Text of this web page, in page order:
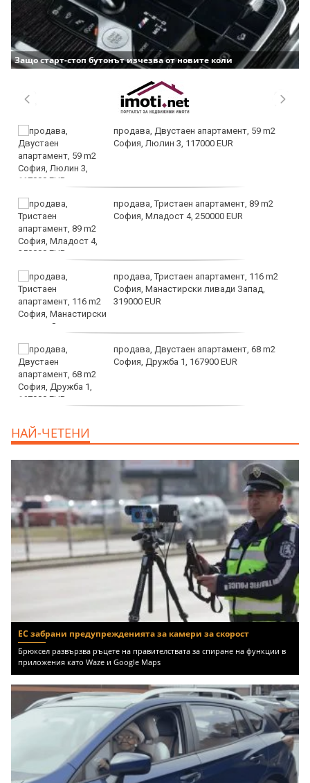
Защо старт-стоп бутонът изчезва от новите коли
продава, Двустаен апартамент, 59 m2
София, Люлин 3, 117000 EUR
продава, Тристаен апартамент, 89 m2
София, Младост 4, 250000 EUR
продава, Тристаен апартамент, 116 m2
София, Манастирски ливади Запад,
319000 EUR
продава, Двустаен апартамент, 68 m2
София, Дружба 1, 167900 EUR
НАЙ-ЧЕТЕНИ
ЕС забрани предупрежденията за камери за скорост
Брюксел развързва ръцете на правителствата за спиране на функции в
приложения като Waze и Google Maps